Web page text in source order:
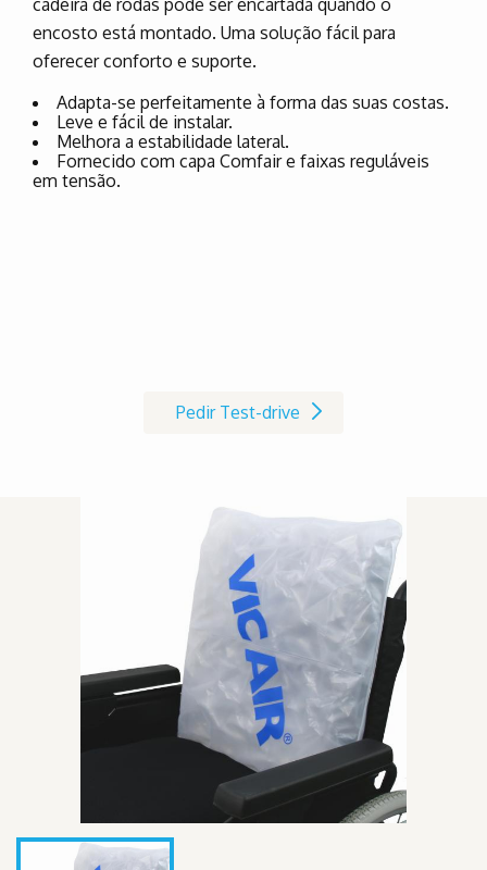
cadeira de rodas pode ser encartada quando o
encosto está montado. Uma solução fácil para
oferecer conforto e suporte.
Adapta-se perfeitamente à forma das suas costas.
Leve e fácil de instalar.
Melhora a estabilidade lateral.
Fornecido com capa Comfair e faixas reguláveis
em tensão.
Pedir Test-drive